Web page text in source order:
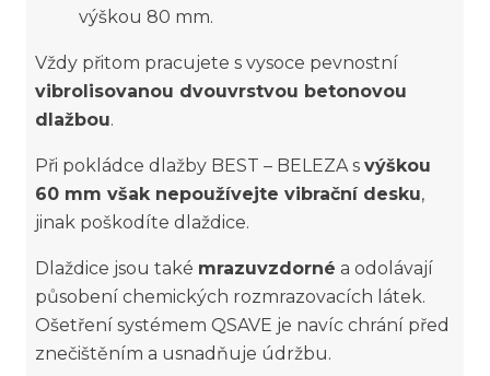
výškou 80 mm.
Vždy přitom pracujete s vysoce pevnostní
vibrolisovanou dvouvrstvou betonovou
dlažbou.
Při pokládce dlažby BEST – BELEZA s výškou
60 mm však nepoužívejte vibrační desku,
jinak poškodíte dlaždice.
Dlaždice jsou také mrazuvzdorné a odolávají
působení chemických rozmrazovacích látek.
Ošetření systémem QSAVE je navíc chrání před
znečištěním a usnadňuje údržbu.